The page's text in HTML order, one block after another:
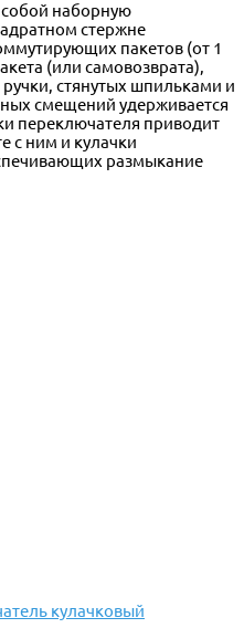
наборную
стержне
пакетов (от 1
(или самовозврата),
стянутых шпильками и
смещений удерживается
переключателя приводит
с ним и кулачки
размыкание
кулачковый